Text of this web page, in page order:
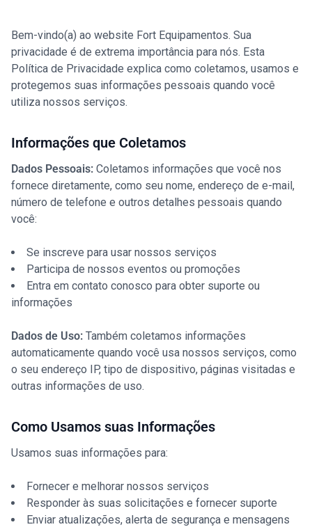
Bem-vindo(a) ao website Fort Equipamentos. Sua
privacidade é de extrema importância para nós. Esta
Política de Privacidade explica como coletamos, usamos e
protegemos suas informações pessoais quando você
utiliza nossos serviços.
Informações que Coletamos
Dados Pessoais: Coletamos informações que você nos
fornece diretamente, como seu nome, endereço de e-mail,
número de telefone e outros detalhes pessoais quando
você:
Se inscreve para usar nossos serviços
Participa de nossos eventos ou promoções
Entra em contato conosco para obter suporte ou
informações
Dados de Uso: Também coletamos informações
automaticamente quando você usa nossos serviços, como
o seu endereço IP, tipo de dispositivo, páginas visitadas e
outras informações de uso.
Como Usamos suas Informações
Usamos suas informações para:
Fornecer e melhorar nossos serviços
Responder às suas solicitações e fornecer suporte
Enviar atualizações, alerta de segurança e mensagens